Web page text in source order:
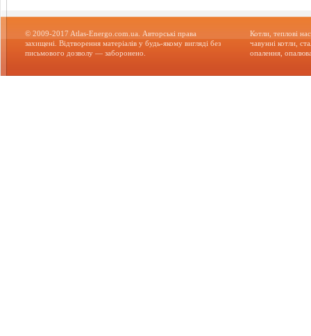
© 2009-2017 Atlas-Energo.com.ua. Авторські права
захищені. Відтворення матеріалів у будь-якому вигляді без
письмового дозволу — заборонено.
Котли, теплові
чавунні котли,
опалення,